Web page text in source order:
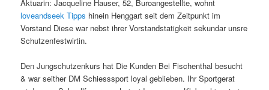
Aktuarin: Jacqueline Hauser, 52, Buroangestellte, wohnt
loveandseek Tipps hinein Henggart seit dem Zeitpunkt im
Vorstand Diese war nebst ihrer Vorstandstatigkeit sekundar unsre
Schutzenfestwirtin.
Den Jungschutzenkurs hat Die Kunden Bei Fischenthal besucht
& war seither DM Schiesssport loyal geblieben. Ihr Sportgerat